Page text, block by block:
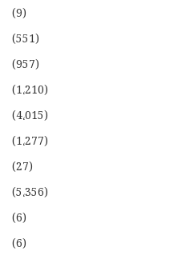
(9)
(551)
(957)
(1،210)
(4،015)
(1،277)
(27)
(5،356)
(6)
(6)